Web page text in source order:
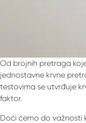
Od brojnih pretraga
jednostavne krvne
testovima se utvrđuje
faktor.
Doći ćemo do važnosti